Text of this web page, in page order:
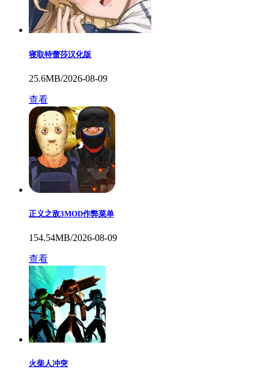
寝取特蕾莎汉化版
25.6MB/2026-08-09
查看
正义之敌3MOD作弊菜单
154.54MB/2026-08-09
查看
火柴人冲突